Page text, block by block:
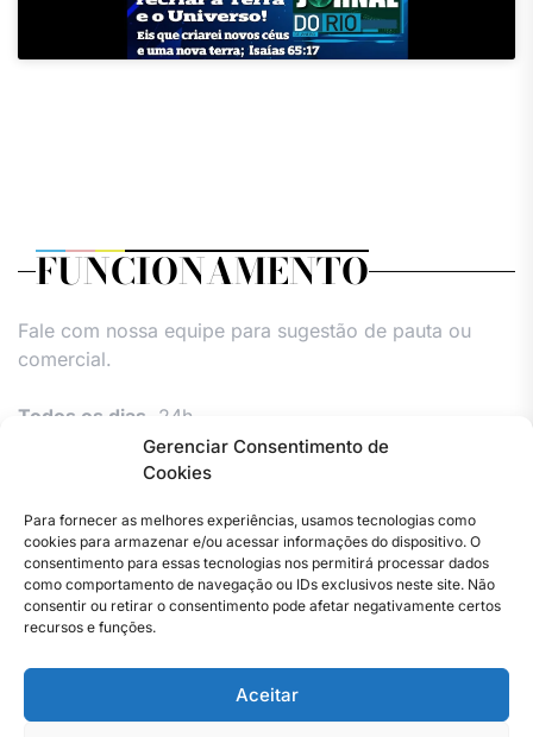
Gerenciar Consentimento de
Cookies
Para fornecer as melhores experiências, usamos tecnologias como
cookies para armazenar e/ou acessar informações do dispositivo. O
consentimento para essas tecnologias nos permitirá processar dados
como comportamento de navegação ou IDs exclusivos neste site. Não
consentir ou retirar o consentimento pode afetar negativamente certos
recursos e funções.
Aceitar
FUNCIONAMENTO
Fale com nossa equipe para sugestão de pauta ou
comercial.
Todos os dias, 24h.
Facebook
Instagram
TwitterYoutube
contato
Privacidade
–
Jornal
cookiescookiescookies
Copyright © 2023 . Todos os direitos reservados. Webmaster
By Total Pro Designer.